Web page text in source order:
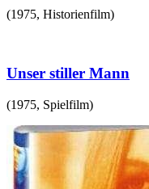
(1975, Historienfilm)
Unser stiller Mann
(1975, Spielfilm)